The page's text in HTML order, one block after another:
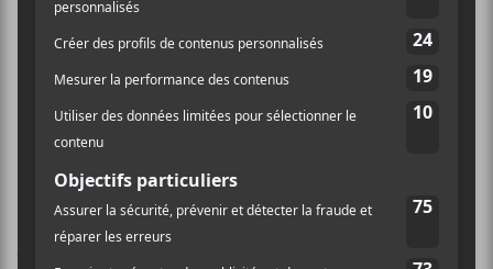
Francos de Montréal 2018 :
Pierre Lapointe @
Francos de Montréal
Laissez un commentaire
Commentaire